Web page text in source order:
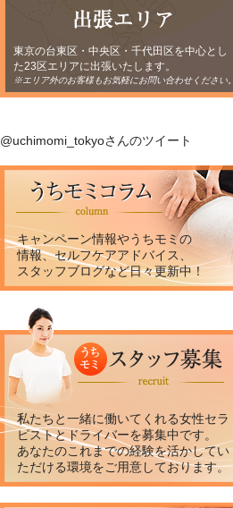
東京の台東区・中央区・千代田区を中心とし
た23区エリアに出張いたします。
※エリア外のお客様もお気軽にお問い合わせください。
@uchimomi_tokyoさんのツイート
キャンペーン情報やうちモミの
情報、セルフケアアドバイス、
スタッフブログなど日々更新中！
私たちと一緒に働いてくれる女性セラ
ピストとドライバーを募集中です。
あなたのこれまでの経験を活かしてい
ただける環境をご用意しております。